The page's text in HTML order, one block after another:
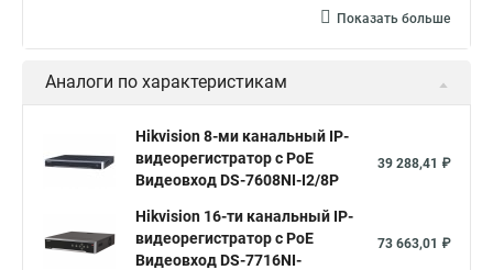
Показать больше
Аналоги по характеристикам
Hikvision 8-ми канальный IP-
видеорегистратор c PoE
Видеовход DS-7608NI-I2/8P
39 288,41 ₽
Hikvision 16-ти канальный IP-
видеорегистратор c PoE
Видеовход DS-7716NI-
73 663,01 ₽